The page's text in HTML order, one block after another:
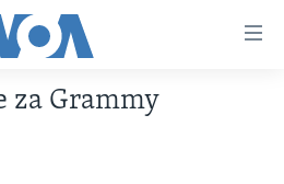
za Grammy